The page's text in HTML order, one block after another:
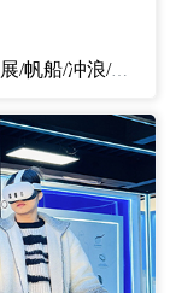
船/冲浪/皮划艇/骑行